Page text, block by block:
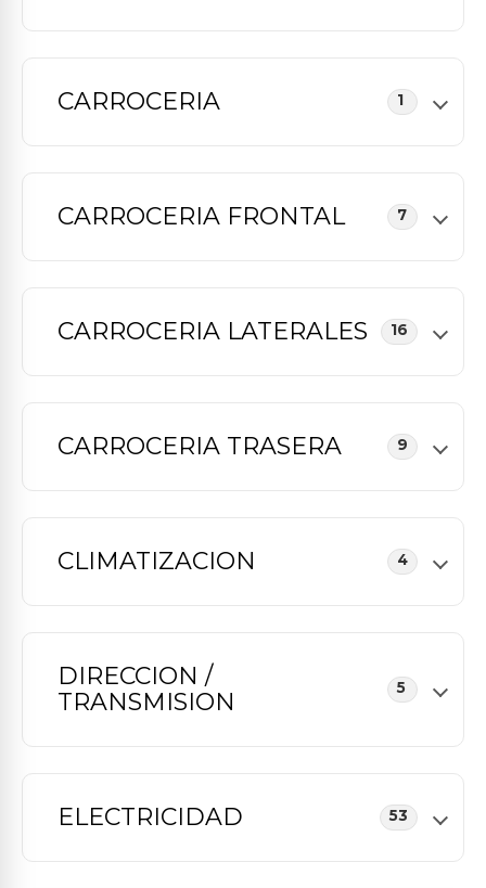
CARROCERIA 1
CARROCERIA FRONTAL 7
CARROCERIA LATERALES 16
CARROCERIA TRASERA 9
CLIMATIZACION 4
DIRECCION /
TRANSMISION
5
ELECTRICIDAD 53